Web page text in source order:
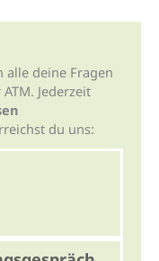
deine Fragen
Jederzeit
du uns: